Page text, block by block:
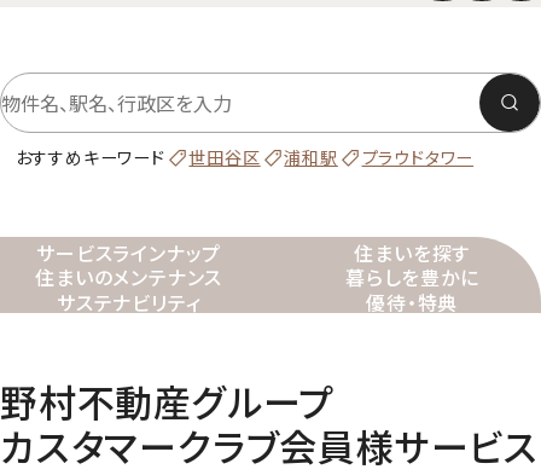
おすすめキーワード 世田谷区 浦和駅 プラウドタワー
サービスラインナップ
住まいを探す
住まいのメンテナンス
暮らしを豊かに
サステナビリティ
優待・特典
野村不動産グループ
カスタマークラブ会員様サービス